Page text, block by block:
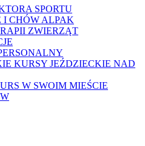
SPORTU
I CHÓW ALPAK
ZWIERZĄT
KURSY JEŹDZIECKIE NAD
W SWOIM MIEŚCIE